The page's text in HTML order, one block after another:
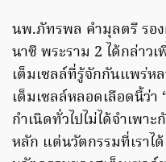
นพ.ภัทรพล คำมุลตรี รอ
นาซี พระราม 2 ได้กล่าว
เต็มเซลล์ที่รู้จักกันแพร่ห
เต็มเซลล์หลอดเลือดนี้ว่
กำเนิดทั่วไปไม่ได้จำเพา
หลัก แต่นวัตกรรมที่เรา